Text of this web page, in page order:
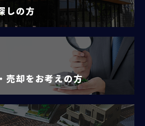
しの方
売却をお考えの方